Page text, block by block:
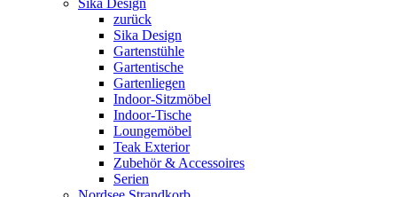
zurück
Sika Design
Gartenstühle
Gartentische
Gartenliegen
Indoor-Sitzmöbel
Indoor-Tische
Loungemöbel
Teak Exterior
Zubehör & Accessoires
Serien